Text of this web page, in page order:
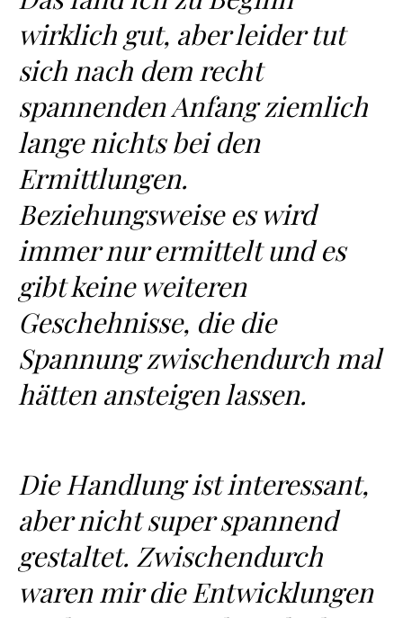
wirklich gut, aber leider tut
sich nach dem recht
spannenden Anfang ziemlich
lange nichts bei den
Ermittlungen.
Beziehungsweise es wird
immer nur ermittelt und es
gibt keine weiteren
Geschehnisse, die die
Spannung zwischendurch mal
hätten ansteigen lassen.
Die Handlung ist interessant,
aber nicht super spannend
gestaltet. Zwischendurch
waren mir die Entwicklungen